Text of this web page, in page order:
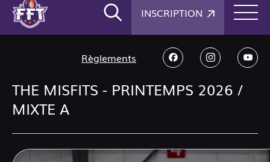
INSCRIPTION ×
Règlements
THE MISFITS - PRINTEMPS 2026 /
MIXTE A